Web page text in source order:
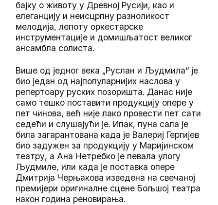
бајку о животу у Древној Русији, као и
елеганцију и неисцрпну разноликост
мелодија, лепоту оркестарске
инструментације и домишљатост великог
ансамбла солиста.
Више од једног века „Руслан и Људмила“ је
био један од најпопуларнијих наслова у
репертоару руских позоришта. Данас није
само тешко поставити продукцију опере у
пет чинова, већ није лако провести пет сати
седећи и слушајући је. Ипак, пуна сала је
била загарантована када је Валериј Гергијев
био задужен за продукцију у Маријинском
театру, а Ана Нетребко је певала улогу
Људмиле, или када је поставка опере
Дмитрија Черњакова изведена на свечаној
премијери оригиналне сцене Бољшој театра
након година реновирања.